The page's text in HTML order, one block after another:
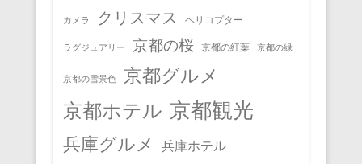
カメラ クリスマス ヘリコプター
ラグジュアリー 京都の桜 京都の紅葉 京都の緑
京都の雪景色 京都グルメ
京都ホテル 京都観光
兵庫グルメ 兵庫ホテル